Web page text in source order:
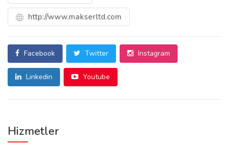
http://www.makserltd.com
Facebook Twitter Instagram
Linkedin Youtube
Hizmetler